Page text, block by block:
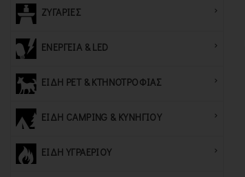
ΖΥΓΑΡΙΕΣ
ΕΝΕΡΓΕΙΑ & LED
ΕΙΔΗ PET & ΚΤΗΝΟΤΡΟΦΙΑΣ
ΕΙΔΗ CAMPING & ΚΥΝΗΓΙΟΥ
ΕΙΔΗ ΥΓΡΑΕΡΙΟΥ